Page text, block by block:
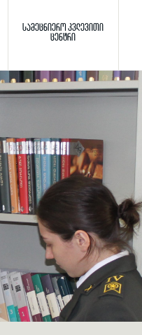
ძიება
Toggle search
ᲡᲐᲛᲔᲪᲜᲘᲔᲠᲝ ᲙᲕᲚᲔᲕᲘᲗᲘ
ᲪᲔᲜᲢᲠᲘ